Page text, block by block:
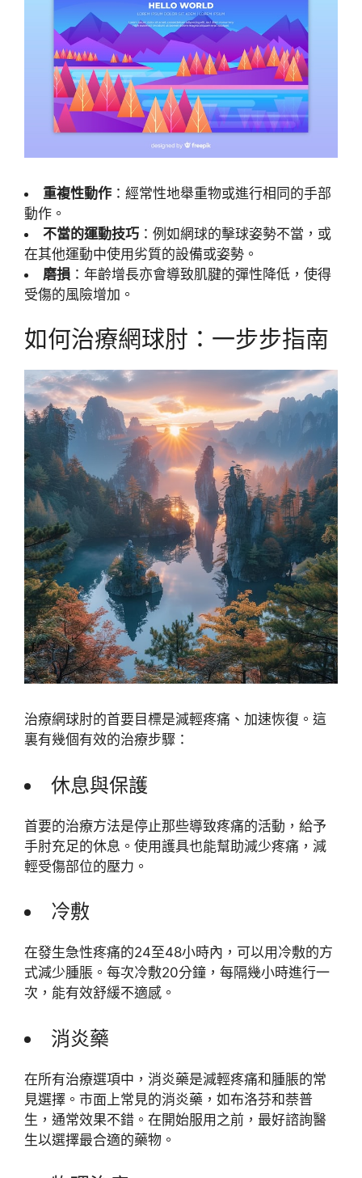
重複性動作 ：經常性地舉重物或進行相同的手部
動作。
不當的運動技巧 ：例如網球的擊球姿勢不當，或
在其他運動中使用劣質的設備或姿勢。
磨損 ：年齡增長亦會導致肌腱的彈性降低，使得
受傷的風險增加。
如何治療網球肘：一步步指南
治療網球肘的首要目標是減輕疼痛、加速恢復。這
裏有幾個有效的治療步驟：
休息與保護
首要的治療方法是停止那些導致疼痛的活動，給予
手肘充足的休息。使用護具也能幫助減少疼痛，減
輕受傷部位的壓力。
冷敷
在發生急性疼痛的24至48小時內，可以用冷敷的方
式減少腫脹。每次冷敷20分鐘，每隔幾小時進行一
次，能有效舒緩不適感。
消炎藥
在所有治療選項中，消炎藥是減輕疼痛和腫脹的常
見選擇。市面上常見的消炎藥，如布洛芬和萘普
生，通常效果不錯。在開始服用之前，最好諮詢醫
生以選擇最合適的藥物。